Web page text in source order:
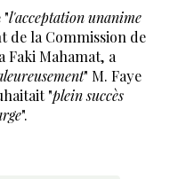
l'acceptation unanime
de la Commission de
Faki Mahamat, a
" M. Faye
"plein succès
".